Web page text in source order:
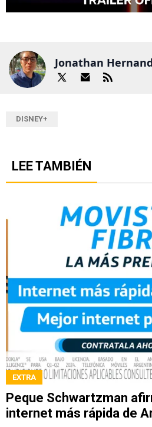
Jonathan
DISNEY+
LEE TAMBIÉN
EXTRA
Peque Schwartzman
internet más rápida de